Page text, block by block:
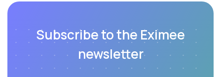
Subscribe to the Eximee
newsletter